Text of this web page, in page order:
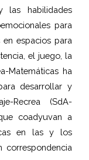
las habilidades
para
espacios para
el juego, la
Matemáticas ha
desarrollar y
Recrea (SdA-
coadyuvan a
en las y los
correspondencia